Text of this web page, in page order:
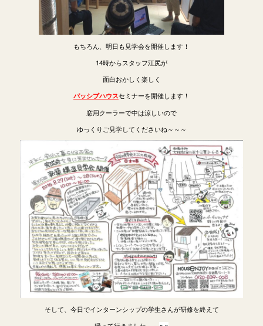
もちろん、明日も見学会を開催します！
14時からスタッフ江尻が
面白おかしく楽しく
パッシブハウスセミナーを開催します！
窓用クーラーで中は涼しいので
ゆっくりご見学してくださいね～～～
そして、今日でインターンシップの学生さんが研修を終えて